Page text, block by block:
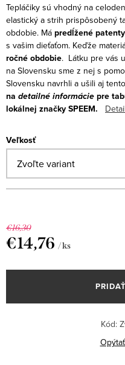
Tepláčiky sú vhodný na
elastický a strih prispôsobený
obdobie. Má predĺžené
s vašim dieťaťom. Keďže
ročné obdobie. Látku pre vás
na Slovensku sme z nej s
Slovensku navrhli a ušili aj
na detailné informácie pre
lokálnej značky SPEEM.
Veľkosť
€16,30
€14,76 / ks
cena:
Kód: